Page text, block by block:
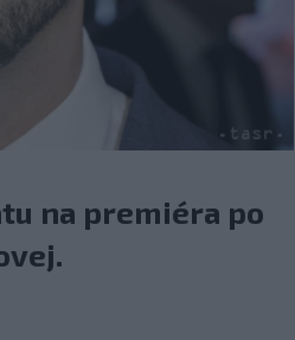
na premiéra po